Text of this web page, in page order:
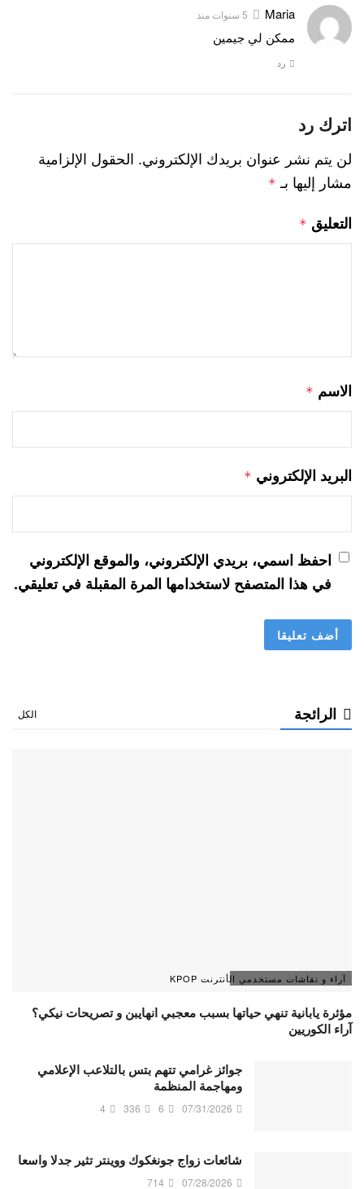
Maria 5 سنوات منذ
ممكن لي جيمين
رد
اترك رد
لن يتم نشر عنوان بريدك الإلكتروني. الحقول الإلزامية
مشار إليها بـ *
التعليق *
الاسم *
البريد الإلكتروني *
احفظ اسمي، بريدي الإلكتروني، والموقع الإلكتروني
في هذا المتصفح لاستخدامها المرة المقبلة في تعليقي.
الرائجة الكل
آراء و نقاشات مستخدمي الأنترنت KPOP
مؤثرة يابانية تنهي حياتها بسبب معجبي انهايبن و تصريحات نيكي؟
آراء الكوريين
جوائز غرامي تتهم بتس بالتلاعب الإعلامي
ومهاجمة المنظمة
07/31/2026
6
336
4
شائعات زواج جونغكوك ووينتر تثير جدلا واسعا
07/28/2026
714